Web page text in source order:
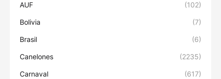
AUF (102)
Bolivia (7)
Brasil (6)
Canelones (2235)
Carnaval (617)